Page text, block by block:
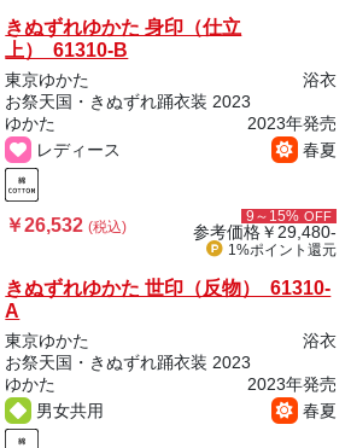
きぬずれゆかた 身印（仕立
上） 61310-B
東京ゆかた
浴衣
お祭天国・きぬずれ踊衣装 2023
ゆかた
2023年発売
レディース
春夏
￥26,532(税込)
9～15% OFF
参考価格￥29,480-
1%ポイント 還元
きぬずれゆかた 世印（反物） 61310-
A
東京ゆかた
浴衣
お祭天国・きぬずれ踊衣装 2023
ゆかた
2023年発売
男女共用
春夏